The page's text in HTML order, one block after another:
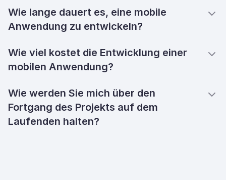
Wie lange dauert es, eine mobile
Anwendung zu entwickeln?
Wie viel kostet die Entwicklung einer
mobilen Anwendung?
Wie werden Sie mich über den
Fortgang des Projekts auf dem
Laufenden halten?